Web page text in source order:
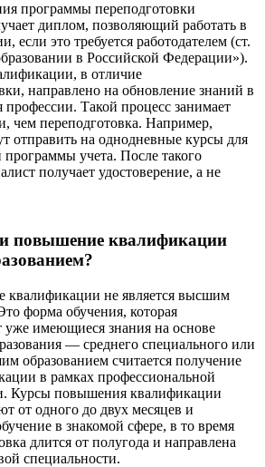
программы переподготовки
диплом, позволяющий работать в
если это требуется работодателем (ст.
в Российской Федерации»).
в отличие
направлено на обновление знаний в
Такой процесс занимает
чем переподготовка. Например,
отправить на однодневные курсы для
программы учета. После такого
получает удостоверение, а не
повышение квалификации
квалификации не является высшим
форма обучения, которая
уже имеющиеся знания на основе
— среднего специального или
образованием считается получение
в рамках профессиональной
Курсы повышения квалификации
от одного до двух месяцев и
в знакомой сфере, в то время
длится от полугода и направлена
специальности.